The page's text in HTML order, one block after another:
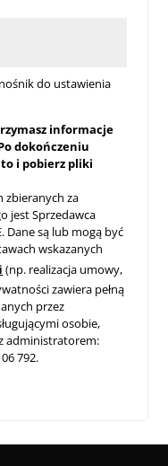
do ustawienia
informacje
dokończeniu
i pobierz pliki
za
jest Sprzedawca
Dane są lub mogą być
wskazanych
(np. realizacja umowy,
zawiera pełną
przez
osobie,
administratorem:
792.